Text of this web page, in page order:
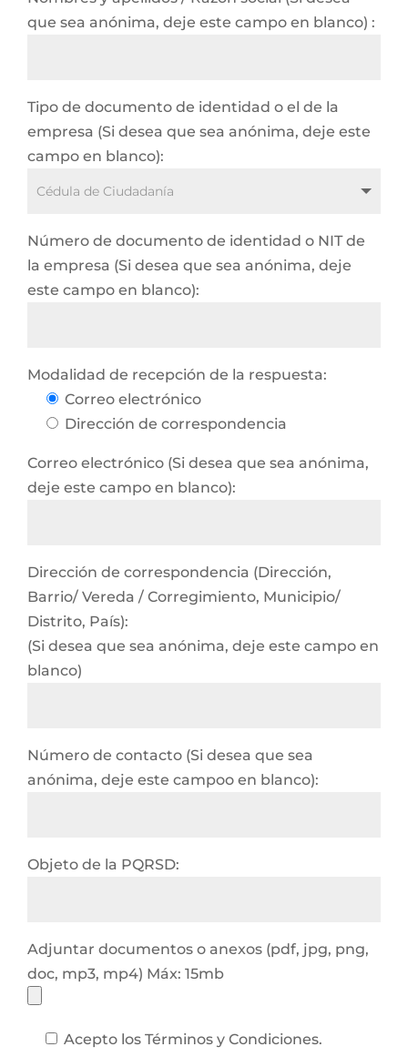
que sea anónima, deje este campo en blanco) :
Tipo de documento de identidad o el de la
empresa (Si desea que sea anónima, deje este
campo en blanco):
Número de documento de identidad o NIT de
la empresa (Si desea que sea anónima, deje
este campo en blanco):
Modalidad de recepción de la respuesta:
Correo electrónico
Dirección de correspondencia
Correo electrónico (Si desea que sea anónima,
deje este campo en blanco):
Dirección de correspondencia (Dirección,
Barrio/ Vereda / Corregimiento, Municipio/
Distrito, País):
(Si desea que sea anónima, deje este campo en
blanco)
Número de contacto (Si desea que sea
anónima, deje este campoo en blanco):
Objeto de la PQRSD:
Adjuntar documentos o anexos (pdf, jpg, png,
doc, mp3, mp4) Máx: 15mb
Acepto los Términos y Condiciones.